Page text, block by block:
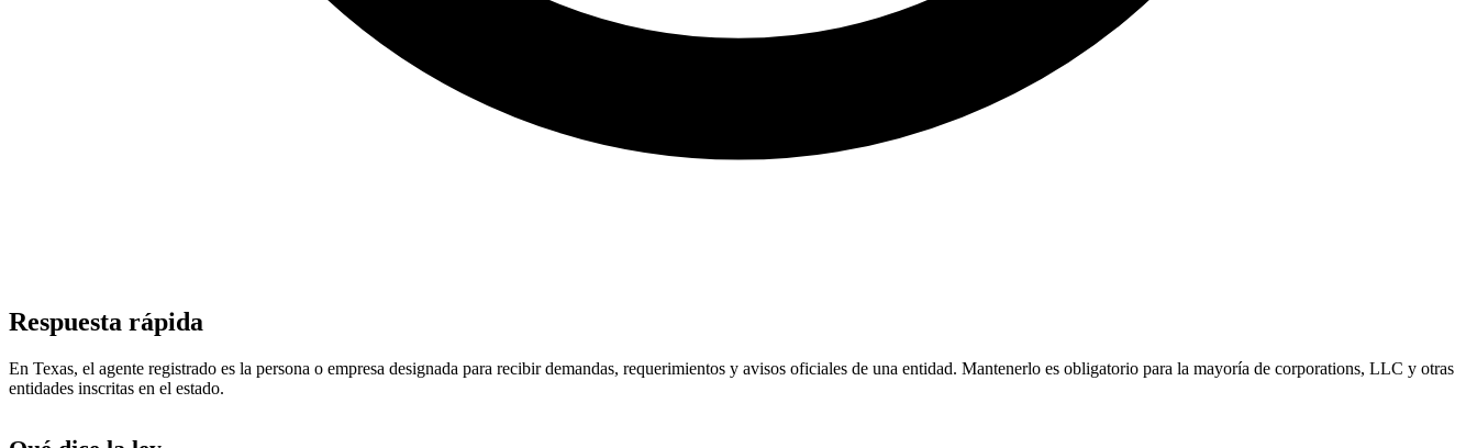
Respuesta rápida
En Texas, el agente registrado es la persona o empresa designada para recibir demandas, requerimientos y avisos oficiales de una entidad. Mantenerlo es obligatorio para la mayoría de corporations, LLC y otras
entidades inscritas en el estado.